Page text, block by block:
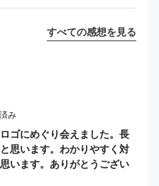
すべての感想を見る
み
ゴにめぐり会えました。長
思います。わかりやすく対
います。ありがとうござい